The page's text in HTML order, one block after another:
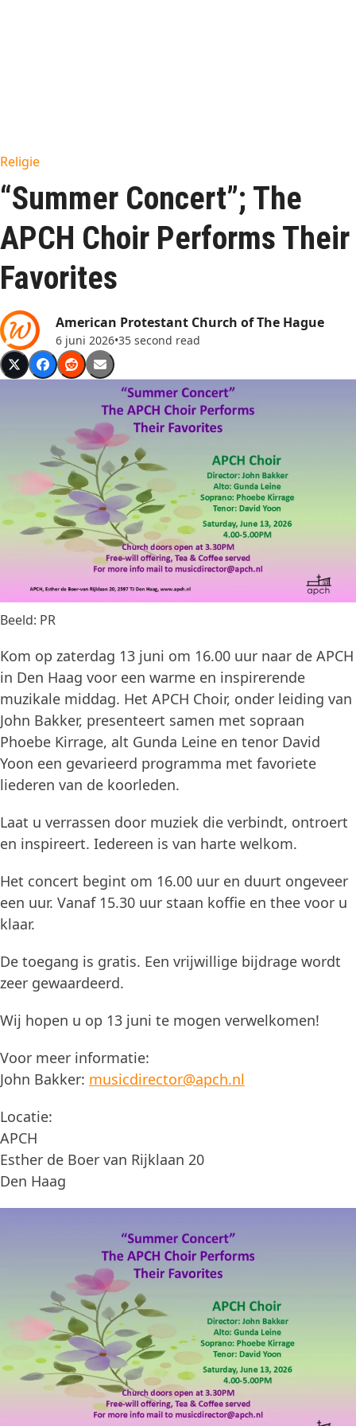
Religie
“Summer Concert”; The
APCH Choir Performs Their
Favorites
American Protestant Church of The Hague
6 juni 2026•35 second read
Beeld: PR
Kom op zaterdag 13 juni om 16.00 uur naar de APCH
in Den Haag voor een warme en inspirerende
muzikale middag. Het APCH Choir, onder leiding van
John Bakker, presenteert samen met sopraan
Phoebe Kirrage, alt Gunda Leine en tenor David
Yoon een gevarieerd programma met favoriete
liederen van de koorleden.
Laat u verrassen door muziek die verbindt, ontroert
en inspireert. Iedereen is van harte welkom.
Het concert begint om 16.00 uur en duurt ongeveer
een uur. Vanaf 15.30 uur staan koffie en thee voor u
klaar.
De toegang is gratis. Een vrijwillige bijdrage wordt
zeer gewaardeerd.
Wij hopen u op 13 juni te mogen verwelkomen!
Voor meer informatie:
John Bakker: musicdirector@apch.nl
Locatie:
APCH
Esther de Boer van Rijklaan 20
Den Haag